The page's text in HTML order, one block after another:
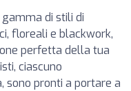
di stili di
floreali e blackwork,
perfetta della tua
ciascuno
sono pronti a portare a